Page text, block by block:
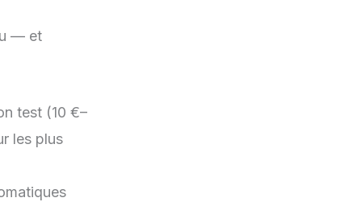
— et
test (10 €–
les plus